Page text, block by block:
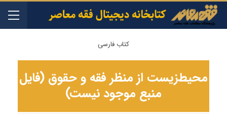
کتاب فارسی
محیط‌زیست از منظر فقه و حقوق (فایل
منبع موجود نیست)